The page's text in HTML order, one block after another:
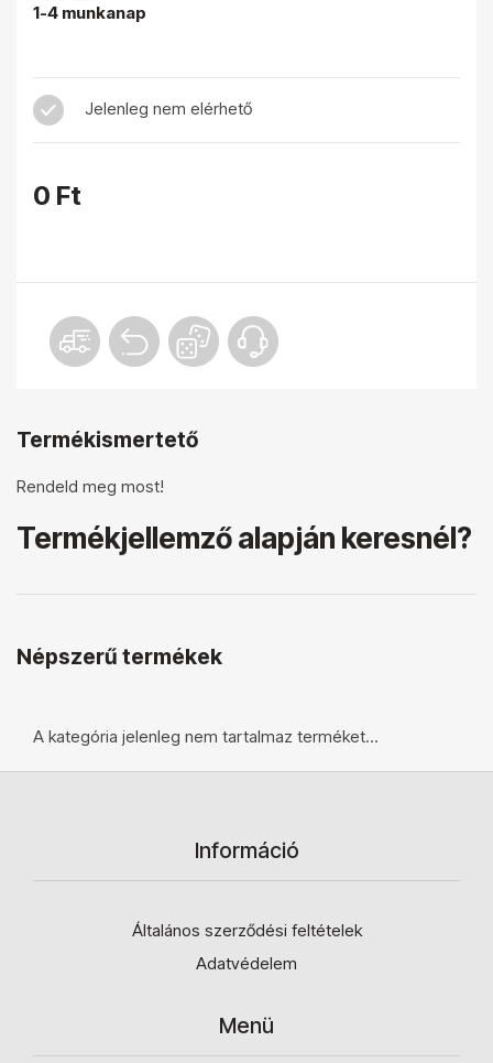
1-4 munkanap
Jelenleg nem elérhető
0 Ft
Termékismertető
Rendeld meg most!
Termékjellemző alapján keresnél?
Népszerű termékek
A kategória jelenleg nem tartalmaz terméket...
Információ
Általános szerződési feltételek
Adatvédelem
Menü